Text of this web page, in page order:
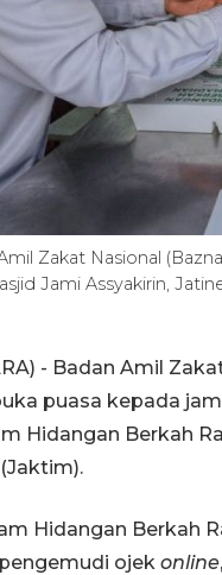
Zakat Nasional
Jami Assyakirin,
- Badan Amil
puasa kepada
Hidangan Berkah
Hidangan Berkah
ojek online